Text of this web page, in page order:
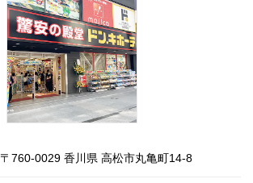
〒760-0029 香川県 高松市丸亀町14-8